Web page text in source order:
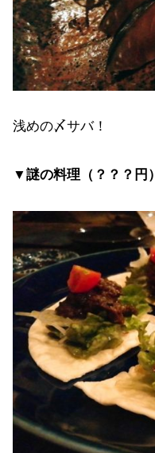
浅めの〆サバ！
▼謎の料理（？？？円）